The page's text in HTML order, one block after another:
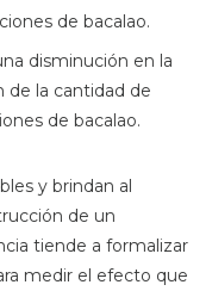
de bacalao.
disminución en la
de la cantidad de
de bacalao.
y brindan al
de un
tiende a formalizar
medir el efecto que